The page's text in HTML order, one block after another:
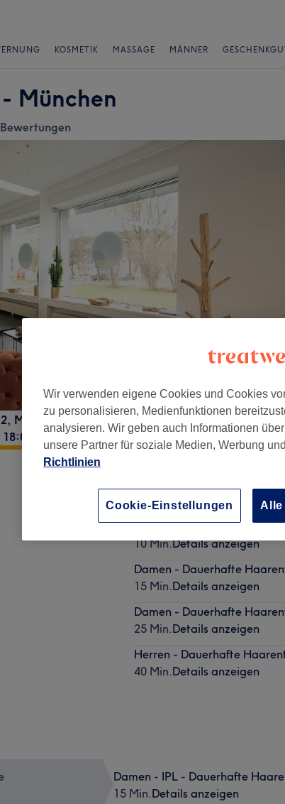
KOSMETIK MASSAGE MÄNNER
München
, München, Ramersdorf-Perlach, 81669
10 Min.Details anzeigen
Herren - Dauerhafte
10 Min.Details anzeigen
Damen - Dauerhafte
15 Min.Details anzeigen
Damen - Dauerhafte
25 Min.Details anzeigen
Herren - Dauerhafte
40 Min.Details anzeigen
Damen - IPL - Dauerhafte
15 Min.Details anzeigen
Wir verwenden eigene Cookies und Cookies
zu personalisieren, Medienfunktionen
analysieren. Wir geben auch Informationen
unsere Partner für soziale Medien, Werbung
Richtlinien
Cookie-Einstellungen Alle